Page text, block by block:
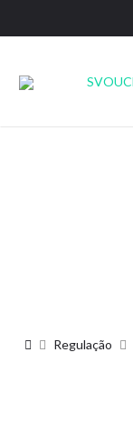
Página Inicial
Regulação